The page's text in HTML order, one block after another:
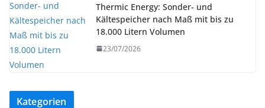
Thermic Energy: Sonder- und
Kältespeicher nach Maß mit bis zu
18.000 Litern Volumen
23/07/2026
Kategorien